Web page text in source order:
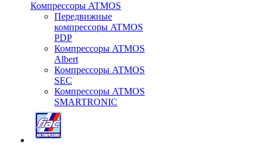
Компрессоры ATMOS
Передвижные
компрессоры ATMOS
PDP
Компрессоры ATMOS
Albert
Компрессоры ATMOS
SEC
Компрессоры ATMOS
SMARTRONIC